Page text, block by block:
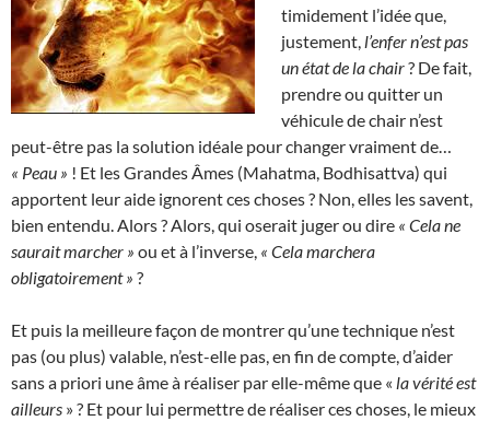
timidement l’idée que,
justement, l’enfer n’est pas
un état de la chair? De fait,
prendre ou quitter un
véhicule de chair n’est
peut-être pas la solution idéale pour changer vraiment de…
« Peau » ! Et les Grandes Âmes (Mahatma, Bodhisattva) qui
apportent leur aide ignorent ces choses ? Non, elles les savent,
bien entendu. Alors ? Alors, qui oserait juger ou dire « Cela ne
saurait marcher » ou et à l’inverse, « Cela marchera
obligatoirement » ?
Et puis la meilleure façon de montrer qu’une technique n’est
pas (ou plus) valable, n’est-elle pas, en fin de compte, d’aider
sans a priori une âme à réaliser par elle-même que « la vérité est
ailleurs » ? Et pour lui permettre de réaliser ces choses, le mieux